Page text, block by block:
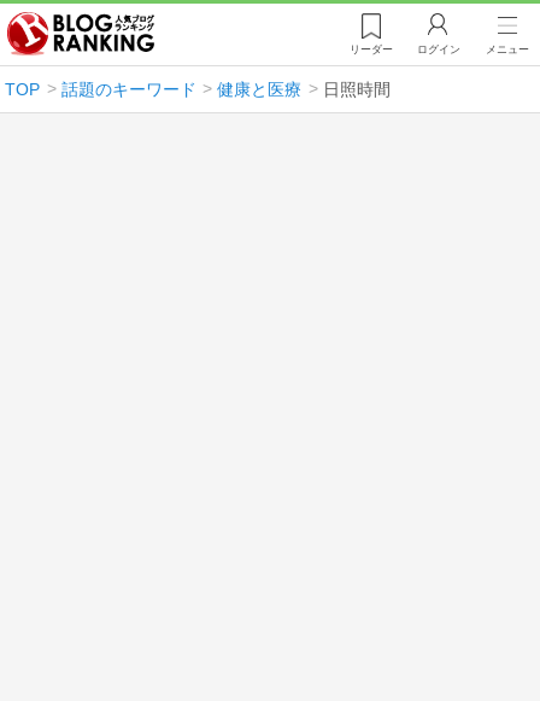
リーダー ログイン メニュー
TOP 話題のキーワード 健康と医療 日照時間